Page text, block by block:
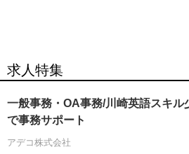
求人特集
一般事務・OA事務/川崎英語スキル
で事務サポート
アデコ株式会社